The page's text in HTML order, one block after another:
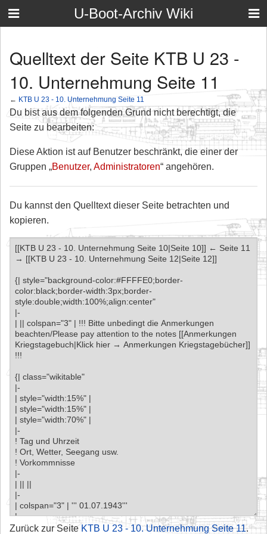
U-Boot-Archiv Wiki
Quelltext der Seite KTB U 23 -
10. Unternehmung Seite 11
← KTB U 23 - 10. Unternehmung Seite 11
Du bist aus dem folgenden Grund nicht berechtigt, die
Seite zu bearbeiten:
Diese Aktion ist auf Benutzer beschränkt, die einer der
Gruppen „Benutzer, Administratoren“ angehören.
Du kannst den Quelltext dieser Seite betrachten und
kopieren.
Zurück zur Seite KTB U 23 - 10. Unternehmung Seite 11.